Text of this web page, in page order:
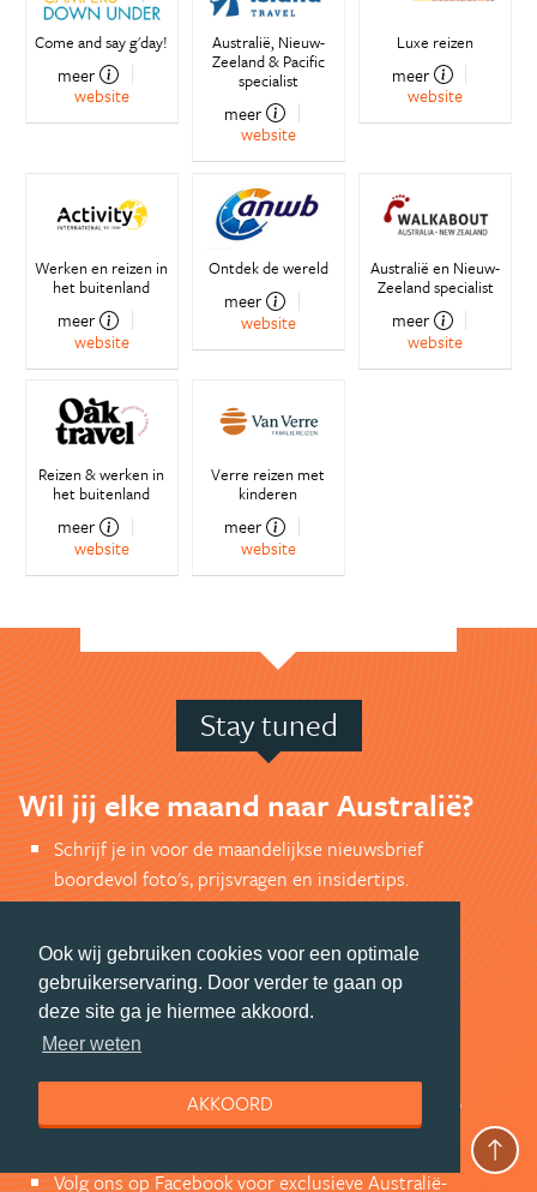
Ook wij gebruiken cookies voor een optimale
gebruikerservaring. Door verder te gaan op
deze site ga je hiermee akkoord.
Meer weten
AKKOORD
Come and say g'day!
meer
website
Australië, Nieuw-
Zeeland & Pacific
specialist
meer
website
Luxe reizen
meer
website
Werken en reizen in
het buitenland
meer
website
Ontdek de wereld
meer
website
Australië en Nieuw-
Zeeland specialist
meer
website
Reizen & werken in
het buitenland
meer
website
Verre reizen met
kinderen
meer
website
Stay tuned
Wil jij elke maand naar Australië?
Schrijf je in voor de maandelijkse nieuwsbrief
boordevol foto's, prijsvragen en insidertips.
Ook ontvang je speciale deals van onze partners.
En profiteer je van de leukste kortingen op
reisproducten.
AANMELDEN NIEUWSBRIEF
En wil je als eerste op de hoogte
zijn?
Volg ons op Facebook voor exclusieve Australië-